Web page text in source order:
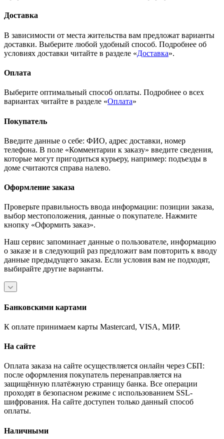
Доставка
В зависимости от места жительства вам предложат варианты
доставки. Выберите любой удобный способ. Подробнее об
условиях доставки читайте в разделе «Доставка».
Оплата
Выберите оптимальный способ оплаты. Подробнее о всех
вариантах читайте в разделе «Оплата»
Покупатель
Введите данные о себе: ФИО, адрес доставки, номер
телефона. В поле «Комментарии к заказу» введите сведения,
которые могут пригодиться курьеру, например: подъезды в
доме считаются справа налево.
Оформление заказа
Проверьте правильность ввода информации: позиции заказа,
выбор местоположения, данные о покупателе. Нажмите
кнопку «Оформить заказ».
Наш сервис запоминает данные о пользователе, информацию
о заказе и в следующий раз предложит вам повторить к вводу
данные предыдущего заказа. Если условия вам не подходят,
выбирайте другие варианты.
Банковскими картами
К оплате принимаем карты Mastercard, VISA, МИР.
На сайте
Оплата заказа на сайте осуществляется онлайн через СБП:
после оформления покупатель перенаправляется на
защищённую платёжную страницу банка. Все операции
проходят в безопасном режиме с использованием SSL-
шифрования. На сайте доступен только данный способ
оплаты.
Наличными